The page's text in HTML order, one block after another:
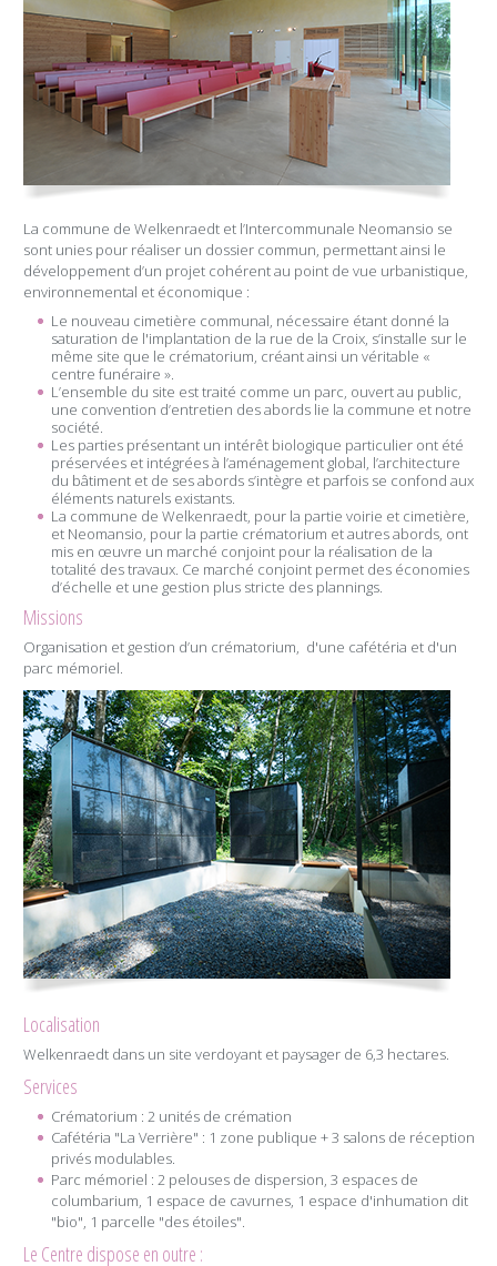
La commune de Welkenraedt et l’Intercommunale Neomansio se
sont unies pour réaliser un dossier commun, permettant ainsi le
développement d’un projet cohérent au point de vue urbanistique,
environnemental et économique :
Le nouveau cimetière communal, nécessaire étant donné la
saturation de l'implantation de la rue de la Croix, s’installe sur le
même site que le crématorium, créant ainsi un véritable «
centre funéraire ».
L’ensemble du site est traité comme un parc, ouvert au public,
une convention d’entretien des abords lie la commune et notre
société.
Les parties présentant un intérêt biologique particulier ont été
préservées et intégrées à l’aménagement global, l’architecture
du bâtiment et de ses abords s’intègre et parfois se confond aux
éléments naturels existants.
La commune de Welkenraedt, pour la partie voirie et cimetière,
et Neomansio, pour la partie crématorium et autres abords, ont
mis en œuvre un marché conjoint pour la réalisation de la
totalité des travaux. Ce marché conjoint permet des économies
d’échelle et une gestion plus stricte des plannings.
Missions
Organisation et gestion d’un crématorium, d'une cafétéria et d'un
parc mémoriel.
Localisation
Welkenraedt dans un site verdoyant et paysager de 6,3 hectares.
Services
Crématorium : 2 unités de crémation
Cafétéria "La Verrière" : 1 zone publique + 3 salons de réception
privés modulables.
Parc mémoriel : 2 pelouses de dispersion, 3 espaces de
columbarium, 1 espace de cavurnes, 1 espace d'inhumation dit
"bio", 1 parcelle "des étoiles".
Le Centre dispose en outre :